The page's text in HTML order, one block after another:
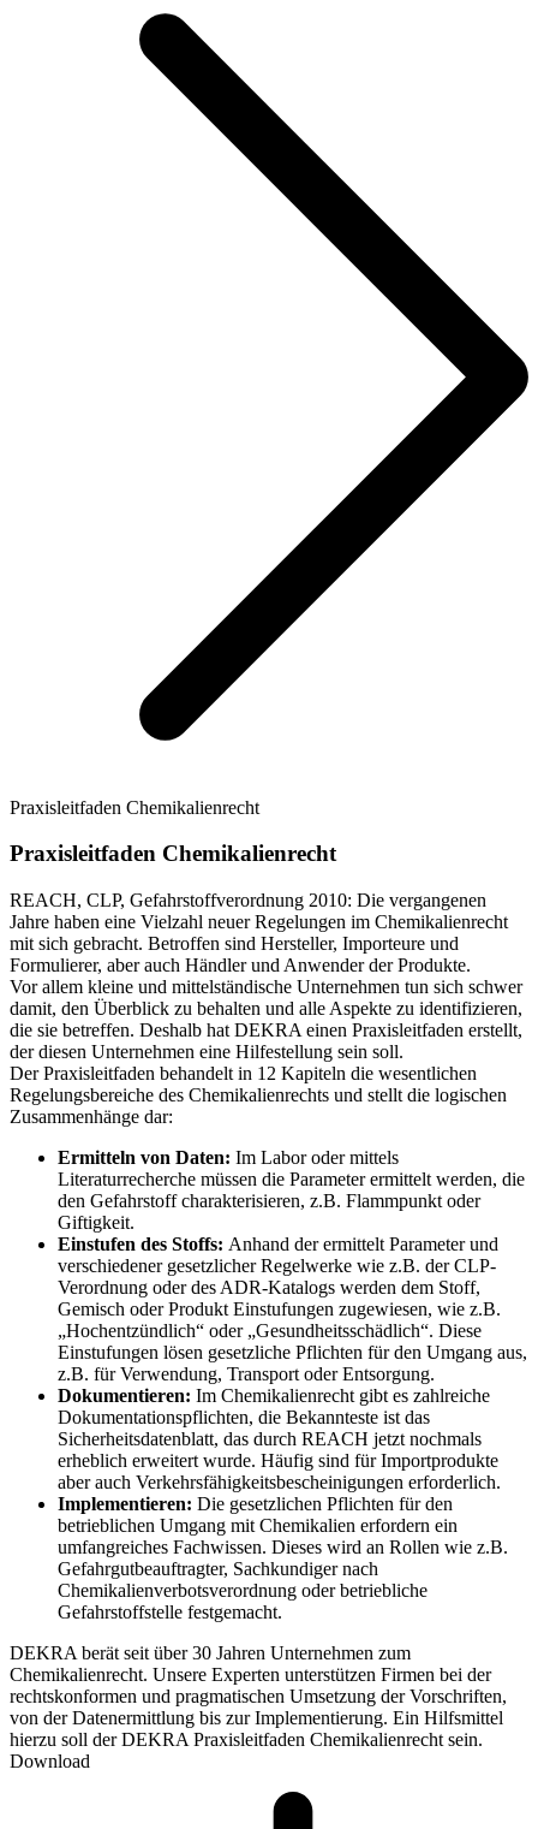
Praxisleitfaden Chemikalienrecht
Praxisleitfaden Chemikalienrecht
REACH, CLP, Gefahrstoffverordnung 2010: Die vergangenen
Jahre haben eine Vielzahl neuer Regelungen im Chemikalienrecht
mit sich gebracht. Betroffen sind Hersteller, Importeure und
Formulierer, aber auch Händler und Anwender der Produkte.
Vor allem kleine und mittelständische Unternehmen tun sich schwer
damit, den Überblick zu behalten und alle Aspekte zu identifizieren,
die sie betreffen. Deshalb hat DEKRA einen Praxisleitfaden erstellt,
der diesen Unternehmen eine Hilfestellung sein soll.
Der Praxisleitfaden behandelt in 12 Kapiteln die wesentlichen
Regelungsbereiche des Chemikalienrechts und stellt die logischen
Zusammenhänge dar:
Ermitteln von Daten: Im Labor oder mittels
Literaturrecherche müssen die Parameter ermittelt werden, die
den Gefahrstoff charakterisieren, z.B. Flammpunkt oder
Giftigkeit.
Einstufen des Stoffs: Anhand der ermittelt Parameter und
verschiedener gesetzlicher Regelwerke wie z.B. der CLP-
Verordnung oder des ADR-Katalogs werden dem Stoff,
Gemisch oder Produkt Einstufungen zugewiesen, wie z.B.
„Hochentzündlich“ oder „Gesundheitsschädlich“. Diese
Einstufungen lösen gesetzliche Pflichten für den Umgang aus,
z.B. für Verwendung, Transport oder Entsorgung.
Dokumentieren: Im Chemikalienrecht gibt es zahlreiche
Dokumentationspflichten, die Bekannteste ist das
Sicherheitsdatenblatt, das durch REACH jetzt nochmals
erheblich erweitert wurde. Häufig sind für Importprodukte
aber auch Verkehrsfähigkeitsbescheinigungen erforderlich.
Implementieren: Die gesetzlichen Pflichten für den
betrieblichen Umgang mit Chemikalien erfordern ein
umfangreiches Fachwissen. Dieses wird an Rollen wie z.B.
Gefahrgutbeauftragter, Sachkundiger nach
Chemikalienverbotsverordnung oder betriebliche
Gefahrstoffstelle festgemacht.
DEKRA berät seit über 30 Jahren Unternehmen zum
Chemikalienrecht. Unsere Experten unterstützen Firmen bei der
rechtskonformen und pragmatischen Umsetzung der Vorschriften,
von der Datenermittlung bis zur Implementierung. Ein Hilfsmittel
hierzu soll der DEKRA Praxisleitfaden Chemikalienrecht sein.
Download